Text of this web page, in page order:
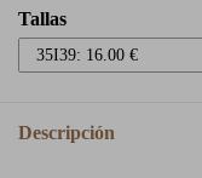
Tallas
Descripción